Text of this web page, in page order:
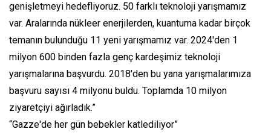
genişletmeyi hedefliyoruz. 50 farklı teknoloji yarışmamız
var. Aralarında nükleer enerjilerden, kuantuma kadar birçok
temanın bulunduğu 11 yeni yarışmamız var. 2024'den 1
milyon 600 binden fazla genç kardeşimiz teknoloji
yarışmalarına başvurdu. 2018'den bu yana yarışmalarımıza
başvuru sayısı 4 milyonu buldu. Toplamda 10 milyon
ziyaretçiyi ağırladık.”
“Gazze'de her gün bebekler katlediliyor”